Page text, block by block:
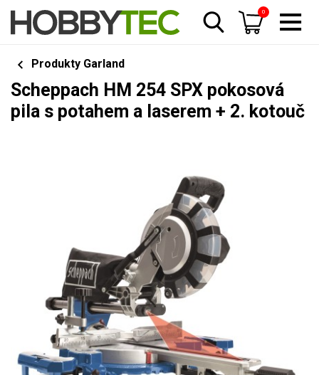
0
Produkty Garland
Scheppach HM 254 SPX pokosová
pila s potahem a laserem + 2. kotouč